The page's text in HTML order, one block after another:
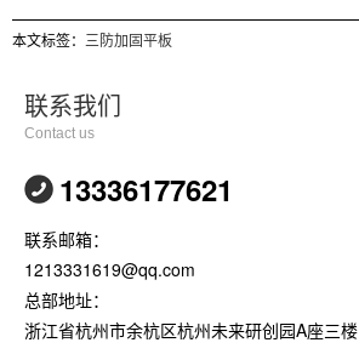
本文标签： 三防加固平板
联系我们
Contact us
13336177621
联系邮箱：
1213331619@qq.com
总部地址：
浙江省杭州市余杭区杭州未来研创园A座三楼